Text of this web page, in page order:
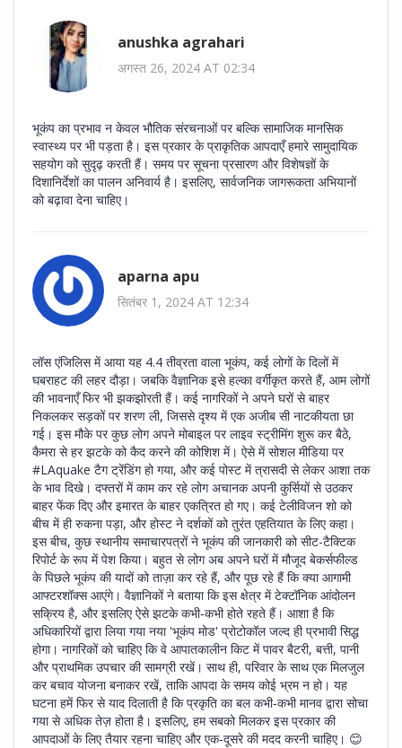
anushka agrahari
अगस्त 26, 2024 AT 02:34
भूकंप का प्रभाव न केवल भौतिक संरचनाओं पर बल्कि सामाजिक मानसिक
स्वास्थ्य पर भी पड़ता है। इस प्रकार के प्राकृतिक आपदाएँ हमारे सामुदायिक
सहयोग को सुदृढ़ करती हैं। समय पर सूचना प्रसारण और विशेषज्ञों के
दिशानिर्देशों का पालन अनिवार्य है। इसलिए, सार्वजनिक जागरूकता अभियानों
को बढ़ावा देना चाहिए।
aparna apu
सितंबर 1, 2024 AT 12:34
लॉस एंजिलिस में आया यह 4.4 तीव्रता वाला भूकंप, कई लोगों के दिलों में
घबराहट की लहर दौड़ा। जबकि वैज्ञानिक इसे हल्का वर्गीकृत करते हैं, आम लोगों
की भावनाएँ फिर भी झकझोरती हैं। कई नागरिकों ने अपने घरों से बाहर
निकलकर सड़कों पर शरण ली, जिससे दृश्य में एक अजीब सी नाटकीयता छा
गई। इस मौके पर कुछ लोग अपने मोबाइल पर लाइव स्ट्रीमिंग शुरू कर बैठे,
कैमरा से हर झटके को कैद करने की कोशिश में। ऐसे में सोशल मीडिया पर
#LAquake टैग ट्रेंडिंग हो गया, और कई पोस्ट में त्रासदी से लेकर आशा तक
के भाव दिखे। दफ्तरों में काम कर रहे लोग अचानक अपनी कुर्सियों से उठकर
बाहर फेंक दिए और इमारत के बाहर एकत्रित हो गए। कई टेलीविजन शो को
बीच में ही रुकना पड़ा, और होस्ट ने दर्शकों को तुरंत एहतियात के लिए कहा।
इस बीच, कुछ स्थानीय समाचारपत्रों ने भूकंप की जानकारी को सीट-टैक्टिक
रिपोर्ट के रूप में पेश किया। बहुत से लोग अब अपने घरों में मौजूद बेकर्सफील्ड
के पिछले भूकंप की यादों को ताज़ा कर रहे हैं, और पूछ रहे हैं कि क्या आगामी
आफ्टरशॉक्स आएंगे। वैज्ञानिकों ने बताया कि इस क्षेत्र में टेक्टॉनिक आंदोलन
सक्रिय है, और इसलिए ऐसे झटके कभी‑कभी होते रहते हैं। आशा है कि
अधिकारियों द्वारा लिया गया नया 'भूकंप मोड' प्रोटोकॉल जल्द ही प्रभावी सिद्ध
होगा। नागरिकों को चाहिए कि वे आपातकालीन किट में पावर बैटरी, बत्ती, पानी
और प्राथमिक उपचार की सामग्री रखें। साथ ही, परिवार के साथ एक मिलजुल
कर बचाव योजना बनाकर रखें, ताकि आपदा के समय कोई भ्रम न हो। यह
घटना हमें फिर से याद दिलाती है कि प्रकृति का बल कभी‑कभी मानव द्वारा सोचा
गया से अधिक तेज़ होता है। इसलिए, हम सबको मिलकर इस प्रकार की
आपदाओं के लिए तैयार रहना चाहिए और एक‑दूसरे की मदद करनी चाहिए। 😊